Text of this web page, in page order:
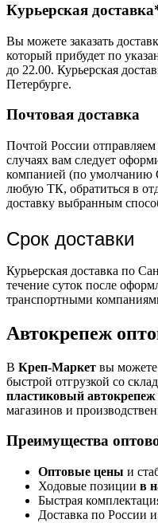
Курьерская
Вы можете заказать
который прибудет по
до 22.00. Курьерская
Петербурге.
Почтовая доставка
Почтой России
случаях вам следует
компанией (по
любую ТК, обратиться в
доставку выбранным
Срок доставки
Курьерская доставка по
течение суток после
транспортными
Автокрепеж
В Креп-Маркет вы можете
быстрой отгрузкой со
пластиковый
магазинов и
Преимущества
Оптовые цены и
Ходовые позиции в
Быстрая
Доставка по России